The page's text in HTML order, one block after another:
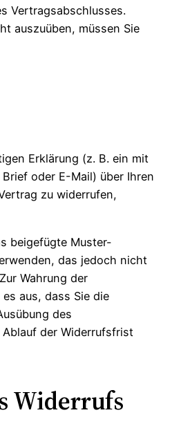
Vertragsabschlusses.
auszuüben, müssen Sie
Erklärung (z. B. ein mit
oder E-Mail) über Ihren
zu widerrufen,
beigefügte Muster-
das jedoch nicht
Wahrung der
aus, dass Sie die
des
der Widerrufsfrist
Widerrufs